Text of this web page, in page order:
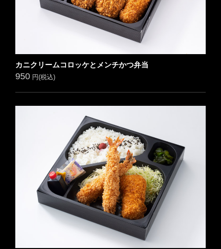
カニクリームコロッケとメンチかつ弁当
950 円(税込)